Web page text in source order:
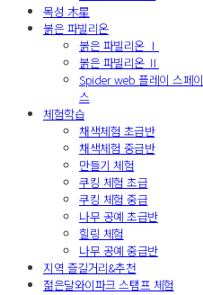
목성 木星
붉은 파빌리온
붉은 파빌리온 Ⅰ
붉은 파빌리온 Ⅱ
Spider web 플레이 스페이
스
체험학습
채색체험 초급반
채색체험 중급반
만들기 체험
쿠킹 체험 초급
쿠킹 체험 중급
나무 공예 초급반
힐링 체험
나무 공예 중급반
지역 즐길거리&추천
젊은달와이파크 스탬프 체험